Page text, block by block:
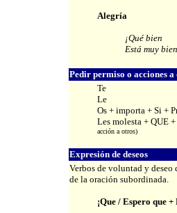
Alegría
¡Qué bien
Está muy
Pedir permiso o acciones a
Te
Le
Os + importa + Si +
Les molesta + QUE
acción a otros)
Expresión de deseos
Verbos de voluntad y
de la oración subordinada.
¡Que / Espero que